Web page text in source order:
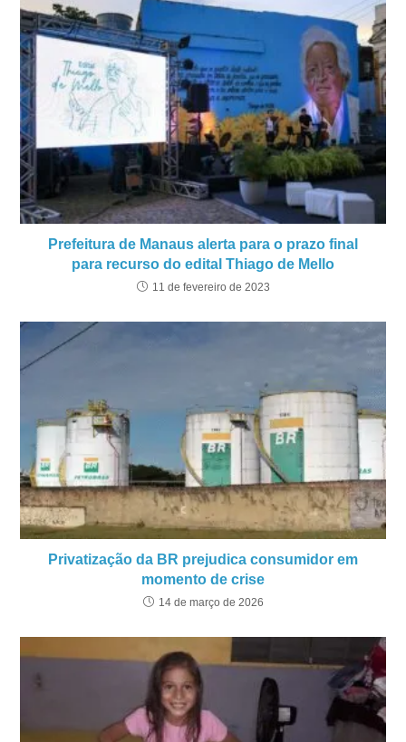
Prefeitura de Manaus alerta para o prazo final
para recurso do edital Thiago de Mello
11 de fevereiro de 2023
Privatização da BR prejudica consumidor em
momento de crise
14 de março de 2026